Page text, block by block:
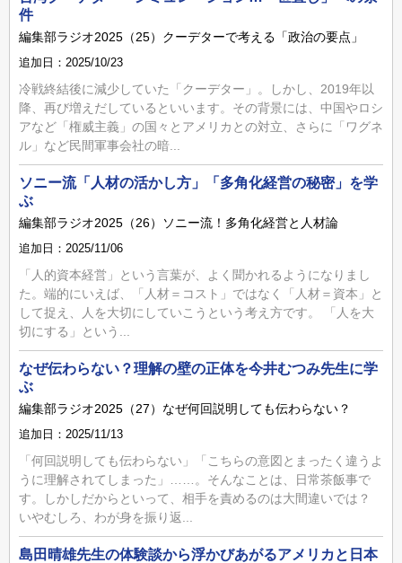
件
編集部ラジオ2025（25）クーデターで考える「政治の要点」
追加日：2025/10/23
冷戦終結後に減少していた「クーデター」。しかし、2019年以
降、再び増えだしているといいます。その背景には、中国やロシ
アなど「権威主義」の国々とアメリカとの対立、さらに「ワグネ
ル」など民間軍事会社の暗...
ソニー流「人材の活かし方」「多角化経営の秘密」を学
ぶ
編集部ラジオ2025（26）ソニー流！多角化経営と人材論
追加日：2025/11/06
「人的資本経営」という言葉が、よく聞かれるようになりまし
た。端的にいえば、「人材＝コスト」ではなく「人材＝資本」と
して捉え、人を大切にしていこうという考え方です。 「人を大
切にする」という...
なぜ伝わらない？理解の壁の正体を今井むつみ先生に学
ぶ
編集部ラジオ2025（27）なぜ何回説明しても伝わらない？
追加日：2025/11/13
「何回説明しても伝わらない」「こちらの意図とまったく違うよ
うに理解されてしまった」……。そんなことは、日常茶飯事で
す。しかしだからといって、相手を責めるのは大間違いでは？
いやむしろ、わが身を振り返...
島田晴雄先生の体験談から浮かびあがるアメリカと日本